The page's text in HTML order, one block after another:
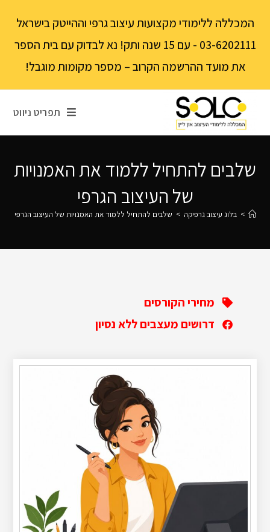
המכללה ללימודי מקצועות עיצוב גרפי וההייטק בישראל
03-6202111 - עם 15 שנה ותק! נא לבדוק עם בית הספר
את מועד ההרשמה הקרוב – מספר מקומות מוגבל!
תפריט ניווט
שלבים להתחיל ללמוד את האמנויות
של העיצוב הגרפי
> בלוג עיצוב גרפיקה > שלבים להתחיל ללמוד את האמנויות של העיצוב הגרפי
מחירי הקורסים
דרושים מעצבים ללא נסיון